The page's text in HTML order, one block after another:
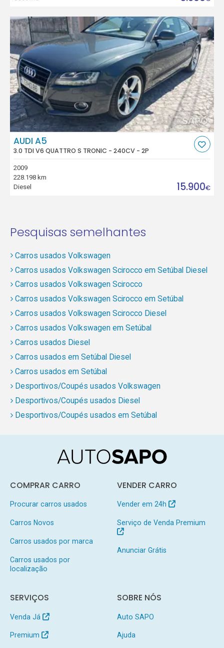
AUDI A5
3.0 TDI V6 QUATTRO S TRONIC - 240CV - 2P
2009
228.198 km
Diesel
15.900€
Pesquisas semelhantes
Carros usados Volkswagen
Carros usados Volkswagen Scirocco em Setúbal Diesel
Carros usados Volkswagen Scirocco
Carros usados Volkswagen Scirocco em Setúbal
Carros usados Volkswagen Scirocco Diesel
Carros usados Volkswagen em Setúbal
Carros usados Diesel
Carros usados em Setúbal Diesel
Carros usados em Setúbal
Desportivos/Coupés usados Volkswagen
Desportivos/Coupés usados Diesel
Desportivos/Coupés usados em Setúbal
COMPRAR CARRO
Procurar carros usados
Carros Novos
Carros usados por marca
Carros usados por
localização
VENDER CARRO
Vender em 24h
Serviço de Venda Premium
Anunciar Grátis
SERVIÇOS
Venda Já
Premium
SOBRE NÓS
Auto SAPO
Ajuda